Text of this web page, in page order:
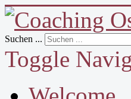
Suchen ...
Toggle